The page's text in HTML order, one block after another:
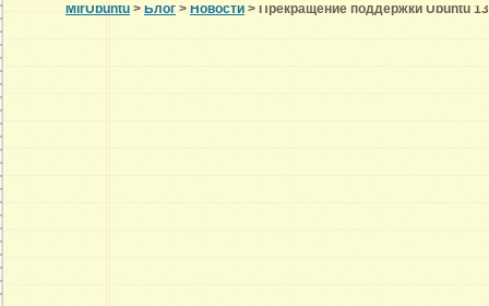
MirUbuntu > Блог > Новости > Прекращение поддержки Ubuntu